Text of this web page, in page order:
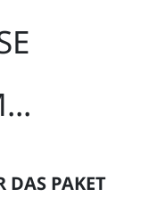
2000mm,
DAS PAKET